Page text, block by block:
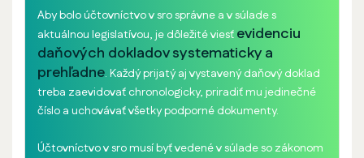
Aby bolo účtovníctvo v sro správne a v súlade s
aktuálnou legislatívou, je dôležité viesť evidenciu
daňových dokladov systematicky a
prehľadne. Každý prijatý aj vystavený daňový doklad
treba zaevidovať chronologicky, priradiť mu jedinečné
číslo a uchovávať všetky podporné dokumenty.
Účtovníctvo v sro musí byť vedené v súlade so zákonom